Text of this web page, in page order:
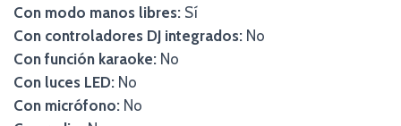
Con modo manos libres: Sí
Con controladores DJ integrados: No
Con función karaoke: No
Con luces LED: No
Con micrófono: No